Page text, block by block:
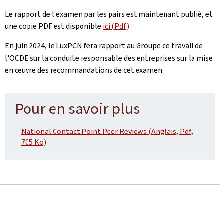
Le rapport de l'examen par les pairs est maintenant publié, et
une copie PDF est disponible ici (Pdf).
En juin 2024, le LuxPCN fera rapport au Groupe de travail de
l'OCDE sur la conduite responsable des entreprises sur la mise
en œuvre des recommandations de cet examen.
Pour en savoir plus
National Contact Point Peer Reviews (Anglais, Pdf,
705 Ko)